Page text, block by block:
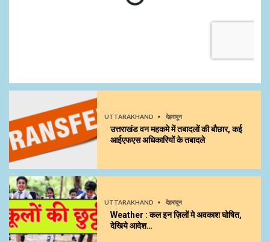
UTTARAKHAND देहरादून
उत्तराखंड वन महकमे में तबादलों की बौछार, कई
आईएफएस अधिकारियों के तबादले
UTTARAKHAND देहरादून
Weather : कल इन ज़िलों मे अवकाश घोषित,
देखिये आदेश…